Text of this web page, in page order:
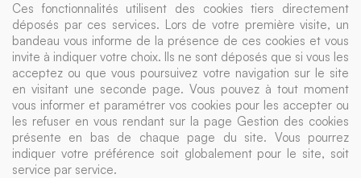
Ces fonctionnalités utilisent des cookies tiers directement
déposés par ces services. Lors de votre première visite, un
bandeau vous informe de la présence de ces cookies et vous
invite à indiquer votre choix. Ils ne sont déposés que si vous les
acceptez ou que vous poursuivez votre navigation sur le site
en visitant une seconde page. Vous pouvez à tout moment
vous informer et paramétrer vos cookies pour les accepter ou
les refuser en vous rendant sur la page Gestion des cookies
présente en bas de chaque page du site. Vous pourrez
indiquer votre préférence soit globalement pour le site, soit
service par service.